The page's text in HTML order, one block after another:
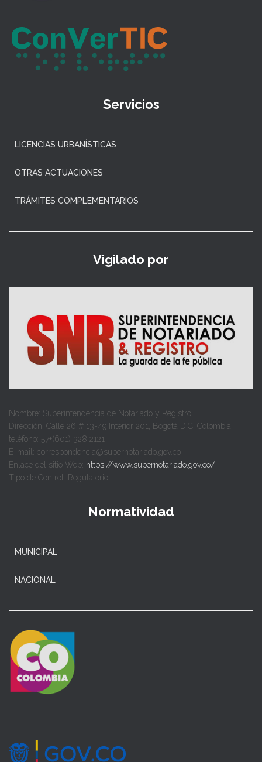
Servicios
LICENCIAS URBANÍSTICAS
OTRAS ACTUACIONES
TRÁMITES COMPLEMENTARIOS
Vigilado por
Nombre: Superintendencia de Notariado y Registro
Dirección: Calle 26 # 13-49 Interior 201, Bogotá D.C. Colombia.
teléfono: 57+(601) 328 2121
E-mail: correspondencia@supernotariado.gov.co
Enlace del sitio Web: https://www.supernotariado.gov.co/
Tipo de Control: Regulatorio
Normatividad
MUNICIPAL
NACIONAL